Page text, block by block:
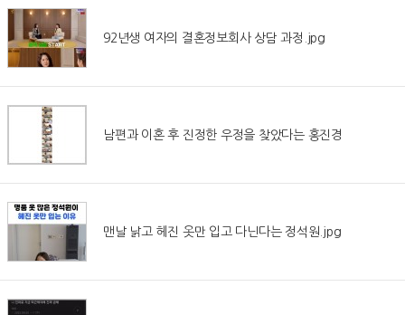
92년생 여자의 결혼정보회사 상담 과정.jpg
남편과 이혼 후 진정한 우정을 찾았다는 홍진경
맨날 낡고 헤진 옷만 입고 다닌다는 정석원.jpg